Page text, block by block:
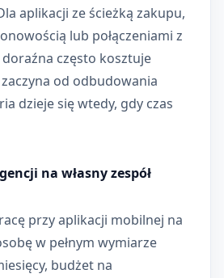
aplikacji ze ścieżką zakupu,
lub połączeniami z
często kosztuje
od odbudowania
dzieje się wtedy, gdy czas
na własny zespół
przy aplikacji mobilnej na
w pełnym wymiarze
budżet na